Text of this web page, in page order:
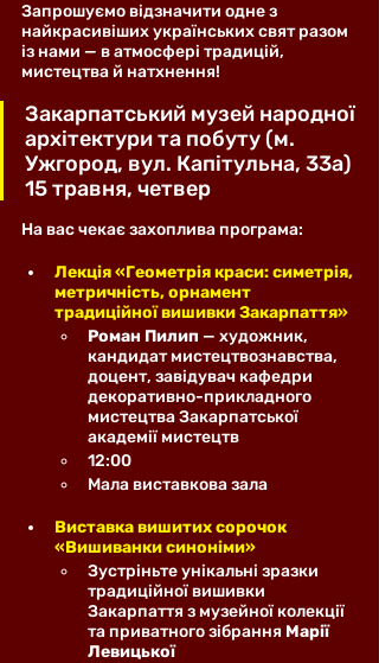
Запрошуємо відзначити одне з
найкрасивіших українських свят разом
із нами — в атмосфері традицій,
мистецтва й натхнення!
Закарпатський музей народної
архітектури та побуту (м.
Ужгород, вул. Капітульна, 33а)
15 травня, четвер
На вас чекає захоплива програма:
Лекція «Геометрія краси: симетрія,
метричність, орнамент
традиційної вишивки Закарпаття»
Роман Пилип — художник,
кандидат мистецтвознавства,
доцент, завідувач кафедри
декоративно-прикладного
мистецтва Закарпатської
академії мистецтв
12:00
Мала виставкова зала
Виставка вишитих сорочок
«Вишиванки синоніми»
Зустріньте унікальні зразки
традиційної вишивки
Закарпаття з музейної колекції
та приватного зібрання Марії
Левицької